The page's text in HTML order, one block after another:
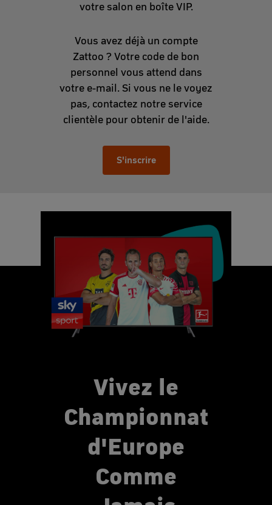
votre salon en boîte VIP.
Vous avez déjà un compte
Zattoo ? Votre code de bon
personnel vous attend dans
votre e-mail. Si vous ne le voyez
pas, contactez notre service
clientèle pour obtenir de l'aide.
S'inscrire
Vivez le
Championnat
d'Europe
Comme